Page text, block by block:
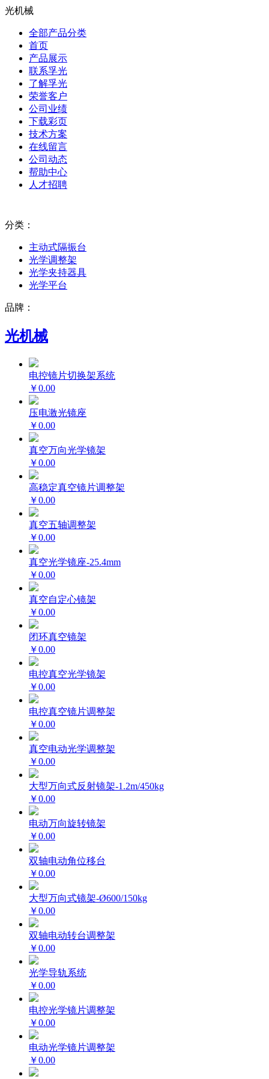
光机械
全部产品分类
首页
产品展示
联系孚光
了解孚光
荣誉客户
公司业绩
下载彩页
技术方案
在线留言
公司动态
帮助中心
人才招聘
分类：
主动式隔振台
光学调整架
光学夹持器具
光学平台
品牌：
光机械
电控镜片切换架系统
￥0.00
压电激光镜座
￥0.00
真空万向光学镜架
￥0.00
高稳定真空镜片调整架
￥0.00
真空五轴调整架
￥0.00
真空光学镜座-25.4mm
￥0.00
真空自定心镜架
￥0.00
闭环真空镜架
￥0.00
电控真空光学镜架
￥0.00
电控真空镜片调整架
￥0.00
真空电动光学调整架
￥0.00
大型万向式反射镜架-1.2m/450kg
￥0.00
电动万向旋转镜架
￥0.00
双轴电动角位移台
￥0.00
大型万向式镜架-Ø600/150kg
￥0.00
双轴电动转台调整架
￥0.00
光学导轨系统
￥0.00
电控光学镜片调整架
￥0.00
电动光学镜片调整架
￥0.00